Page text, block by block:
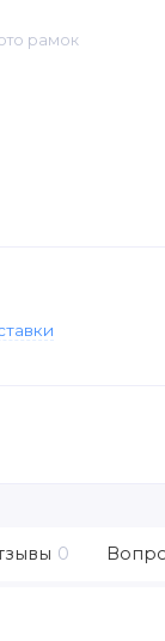
рамок
0